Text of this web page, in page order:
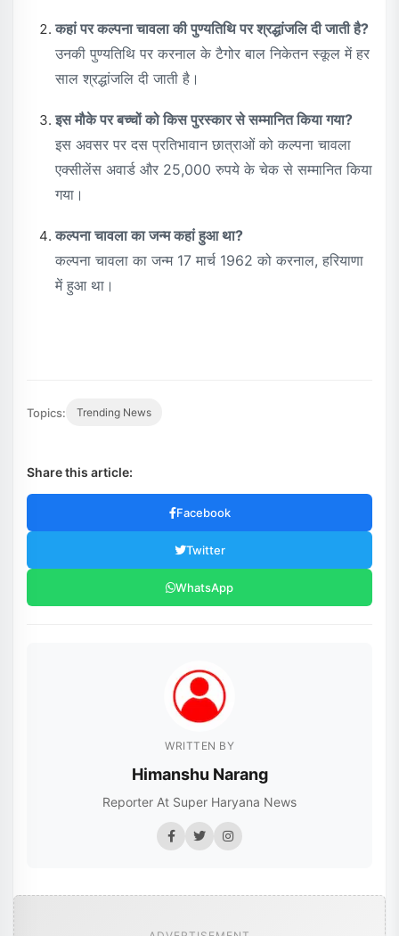
कहां पर कल्पना चावला की पुण्यतिथि पर श्रद्धांजलि दी जाती है?
उनकी पुण्यतिथि पर करनाल के टैगोर बाल निकेतन स्कूल में हर
साल श्रद्धांजलि दी जाती है।
इस मौके पर बच्चों को किस पुरस्कार से सम्मानित किया गया?
इस अवसर पर दस प्रतिभावान छात्राओं को कल्पना चावला
एक्सीलेंस अवार्ड और 25,000 रुपये के चेक से सम्मानित किया
गया।
कल्पना चावला का जन्म कहां हुआ था?
कल्पना चावला का जन्म 17 मार्च 1962 को करनाल, हरियाणा
में हुआ था।
Topics: Trending News
Share this article:
Facebook
Twitter
WhatsApp
WRITTEN BY
Himanshu Narang
Reporter At Super Haryana News